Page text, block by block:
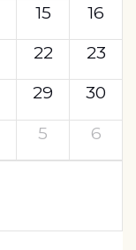
15
16
22
23
29
30
5 6